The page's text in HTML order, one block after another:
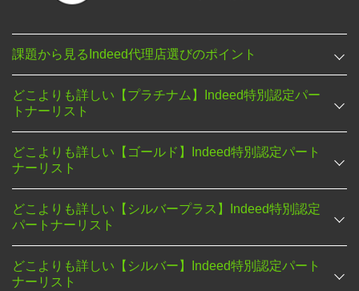
課題から見るIndeed代理店選びのポイント
どこよりも詳しい【プラチナム】Indeed特別認定パー
トナーリスト
どこよりも詳しい【ゴールド】Indeed特別認定パート
ナーリスト
どこよりも詳しい【シルバープラス】Indeed特別認定
パートナーリスト
どこよりも詳しい【シルバー】Indeed特別認定パート
ナーリスト